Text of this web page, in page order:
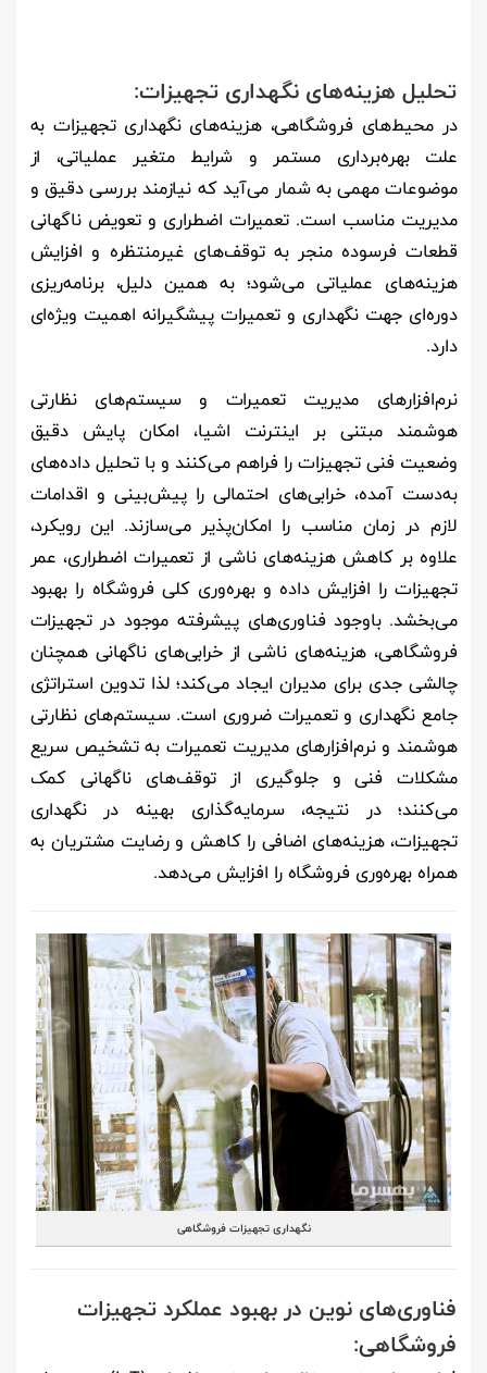
تحلیل هزینه‌های نگهداری تجهیزات:
در محیط‌های فروشگاهی، هزینه‌های نگهداری تجهیزات به
علت بهره‌برداری مستمر و شرایط متغیر عملیاتی، از
موضوعات مهمی به شمار می‌آید که نیازمند بررسی دقیق و
مدیریت مناسب است. تعمیرات اضطراری و تعویض ناگهانی
قطعات فرسوده منجر به توقف‌های غیرمنتظره و افزایش
هزینه‌های عملیاتی می‌شود؛ به همین دلیل، برنامه‌ریزی
دوره‌ای جهت نگهداری و تعمیرات پیشگیرانه اهمیت ویژه‌ای
دارد.
نرم‌افزارهای مدیریت تعمیرات و سیستم‌های نظارتی
هوشمند مبتنی بر اینترنت اشیا، امکان پایش دقیق
وضعیت فنی تجهیزات را فراهم می‌کنند و با تحلیل داده‌های
به‌دست آمده، خرابی‌های احتمالی را پیش‌بینی و اقدامات
لازم در زمان مناسب را امکان‌پذیر می‌سازند. این رویکرد،
علاوه بر کاهش هزینه‌های ناشی از تعمیرات اضطراری، عمر
تجهیزات را افزایش داده و بهره‌وری کلی فروشگاه را بهبود
می‌بخشد. باوجود فناوری‌های پیشرفته موجود در تجهیزات
فروشگاهی، هزینه‌های ناشی از خرابی‌های ناگهانی همچنان
چالشی جدی برای مدیران ایجاد می‌کند؛ لذا تدوین استراتژی
جامع نگهداری و تعمیرات ضروری است. سیستم‌های نظارتی
هوشمند و نرم‌افزارهای مدیریت تعمیرات به تشخیص سریع
مشکلات فنی و جلوگیری از توقف‌های ناگهانی کمک
می‌کنند؛ در نتیجه، سرمایه‌گذاری بهینه در نگهداری
تجهیزات، هزینه‌های اضافی را کاهش و رضایت مشتریان به
همراه بهره‌وری فروشگاه را افزایش می‌دهد.
نگهداری تجهیزات فروشگاهی
فناوری‌های نوین در بهبود عملکرد تجهیزات
فروشگاهی: